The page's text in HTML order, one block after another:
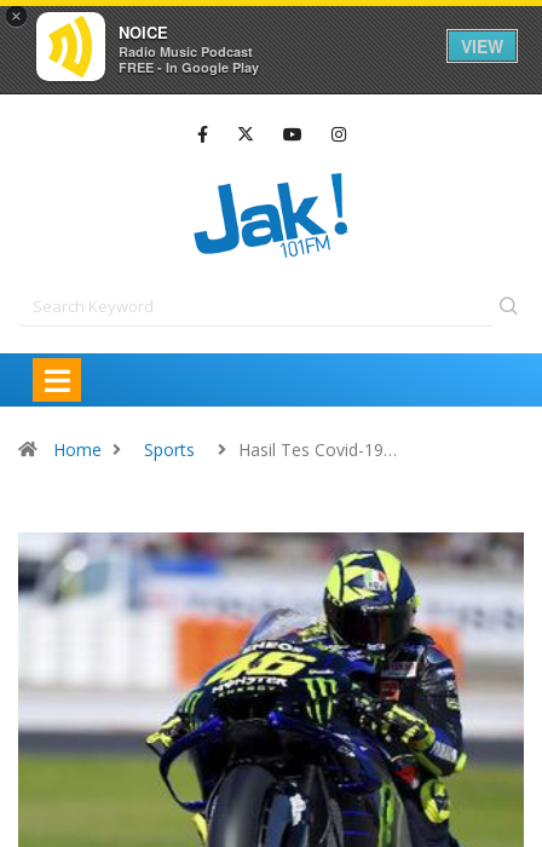
×
NOICE
Radio Music Podcast
FREE - In Google Play
VIEW
Home Sports Hasil Tes Covid-19…